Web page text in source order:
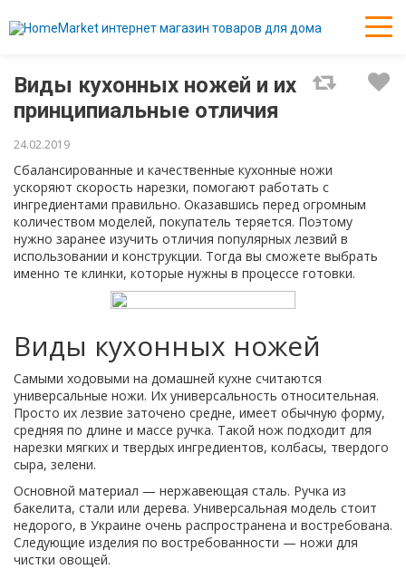
Виды кухонных ножей и их
принципиальные отличия
24.02.2019
Сбалансированные и качественные кухонные ножи
ускоряют скорость нарезки, помогают работать с
ингредиентами правильно. Оказавшись перед огромным
количеством моделей, покупатель теряется. Поэтому
нужно заранее изучить отличия популярных лезвий в
использовании и конструкции. Тогда вы сможете выбрать
именно те клинки, которые нужны в процессе готовки.
Виды кухонных ножей
Самыми ходовыми на домашней кухне считаются
универсальные ножи. Их универсальность относительная.
Просто их лезвие заточено средне, имеет обычную форму,
средняя по длине и массе ручка. Такой нож подходит для
нарезки мягких и твердых ингредиентов, колбасы, твердого
сыра, зелени.
Основной материал — нержавеющая сталь. Ручка из
бакелита, стали или дерева. Универсальная модель стоит
недорого, в Украине очень распространена и востребована.
Следующие изделия по востребованности — ножи для
чистки овощей.